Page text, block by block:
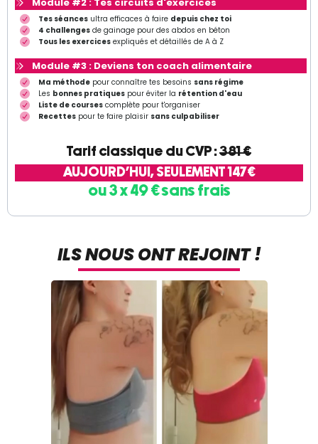
Tes séancesultra efficaces à faire depuis chez toi
4 challengesde gainage pour des abdos en béton
Tous les exercicesexpliqués et détaillés de A à Z
Module #3 : Deviens ton coach alimentaire
Ma méthodepour connaître tes besoins sans régime
Les bonnes pratiquespour éviter la rétention d'eau
Liste de coursescomplète pour t'organiser
Recettespour te faire plaisir sans culpabiliser
Tarif classique du CVP :381 €
AUJOURD'HUI, SEULEMENT 147€
ou 3 x 49 € sans frais
ILS NOUS ONT REJOINT !